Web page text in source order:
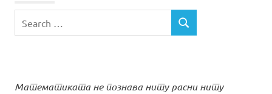
for:
SEARCH
Математиката не познава ниту расни ниту